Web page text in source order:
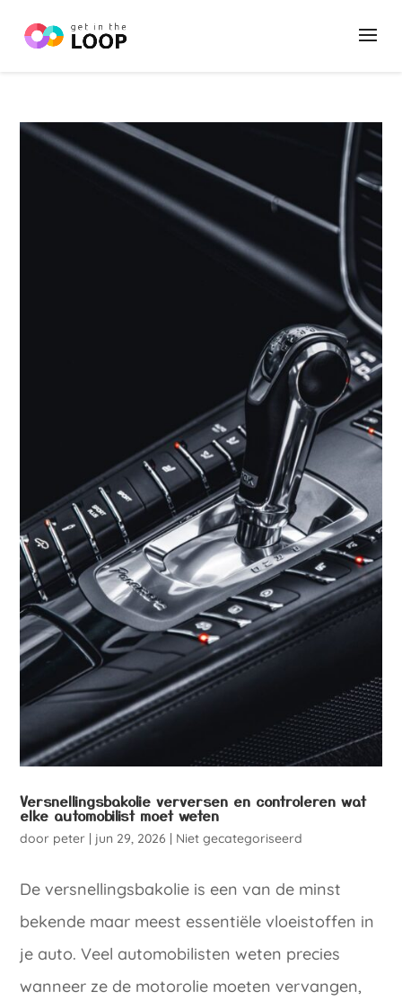
Versnellingsbakolie verversen en controleren wat
elke automobilist moet weten
door peter jun 29, 2026 Niet gecategoriseerd
De versnellingsbakolie is een van de minst
bekende maar meest essentiële vloeistoffen in
je auto. Veel automobilisten weten precies
wanneer ze de motorolie moeten vervangen,